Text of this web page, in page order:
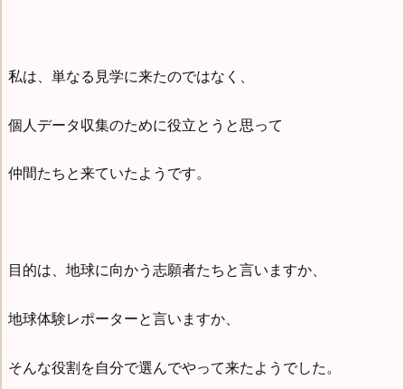
私は、単なる見学に来たのではなく、
個人データ収集のために役立とうと思って
仲間たちと来ていたようです。
目的は、地球に向かう志願者たちと言いますか、
地球体験レポーターと言いますか、
そんな役割を自分で選んでやって来たようでした。